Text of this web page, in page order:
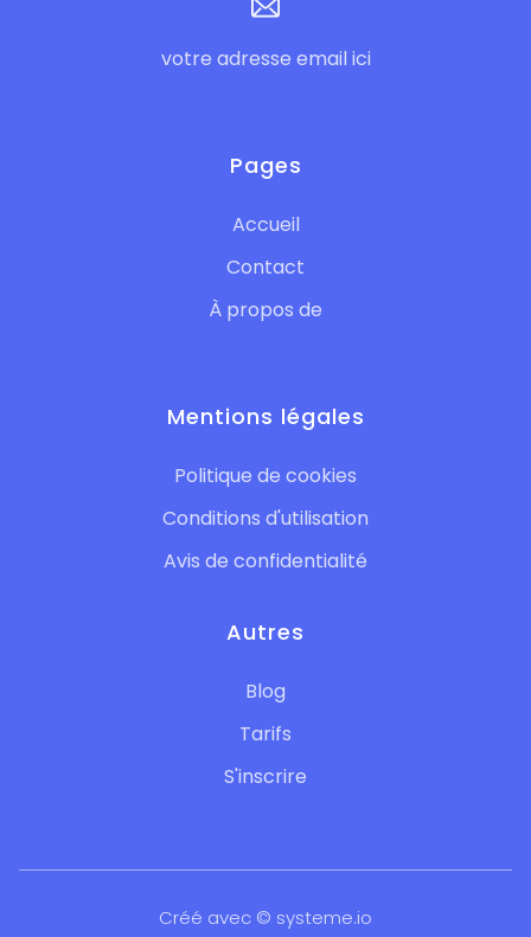
votre adresse email ici
Pages
Accueil
Contact
À propos de
Mentions légales
Politique de cookies
Conditions d'utilisation
Avis de confidentialité
Autres
Blog
Tarifs
S'inscrire
Créé avec © systeme.io